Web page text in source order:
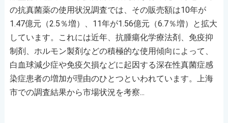
の抗真菌薬の使用状況調査では、その販売額は10年が
1.47億元（2.5％増）、11年が1.56億元（6.7％増）と拡大
しています。これには近年、抗腫瘍化学療法剤、免疫抑
制剤、ホルモン製剤などの積極的な使用傾向によって、
白血球減少症や免疫欠損などに起因する深在性真菌症感
染症患者の増加が理由のひとつといわれています。上海
市での調査結果から市場状況を考察...